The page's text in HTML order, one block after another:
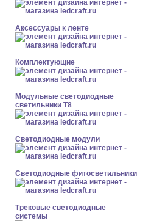
Аксессуары к ленте
Комплектующие
Модульные светодиодные
светильники Т8
Светодиодные модули
Светодиодные фитосветильники
Трековые светодиодные
системы